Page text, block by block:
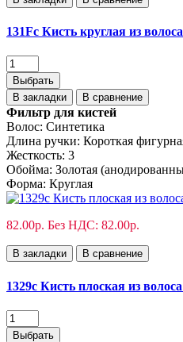
131Fс Кисть круглая из
Выбрать
В закладки
В сравнение
Фильтр для кистей
Волос: Синтетика
Длина ручки: Короткая
Жесткость: 3
Обойма: Золотая
Форма: Круглая
82.00р. Без НДС: 82.00р.
В закладки В сравнение
1329с Кисть плоская из
Выбрать